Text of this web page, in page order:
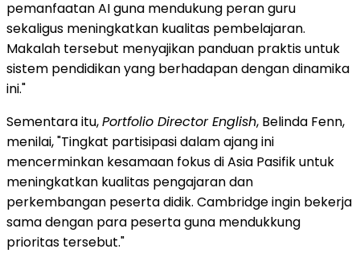
pemanfaatan AI guna mendukung peran guru
sekaligus meningkatkan kualitas pembelajaran.
Makalah tersebut menyajikan panduan praktis untuk
sistem pendidikan yang berhadapan dengan dinamika
ini."
Sementara itu,Portfolio Director English, Belinda Fenn,
menilai, "Tingkat partisipasi dalam ajang ini
mencerminkan kesamaan fokus di Asia Pasifik untuk
meningkatkan kualitas pengajaran dan
perkembangan peserta didik. Cambridge ingin bekerja
sama dengan para peserta guna mendukkung
prioritas tersebut."